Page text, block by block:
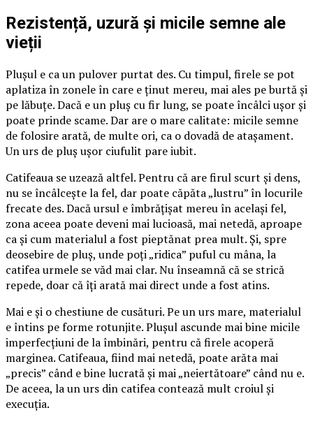
Rezistență, uzură și micile semne ale
vieții
Plușul e ca un pulover purtat des. Cu timpul, firele se pot
aplatiza în zonele în care e ținut mereu, mai ales pe burtă și
pe lăbuțe. Dacă e un pluș cu fir lung, se poate încâlci ușor și
poate prinde scame. Dar are o mare calitate: micile semne
de folosire arată, de multe ori, ca o dovadă de atașament.
Un urs de pluș ușor ciufulit pare iubit.
Catifeaua se uzează altfel. Pentru că are firul scurt și dens,
nu se încâlcește la fel, dar poate căpăta „lustru” în locurile
frecate des. Dacă ursul e îmbrățișat mereu în același fel,
zona aceea poate deveni mai lucioasă, mai netedă, aproape
ca și cum materialul a fost pieptănat prea mult. Și, spre
deosebire de pluș, unde poți „ridica” puful cu mâna, la
catifea urmele se văd mai clar. Nu înseamnă că se strică
repede, doar că îți arată mai direct unde a fost atins.
Mai e și o chestiune de cusături. Pe un urs mare, materialul
e întins pe forme rotunjite. Plușul ascunde mai bine micile
imperfecțiuni de la îmbinări, pentru că firele acoperă
marginea. Catifeaua, fiind mai netedă, poate arăta mai
„precis” când e bine lucrată și mai „neiertătoare” când nu e.
De aceea, la un urs din catifea contează mult croiul și
execuția.